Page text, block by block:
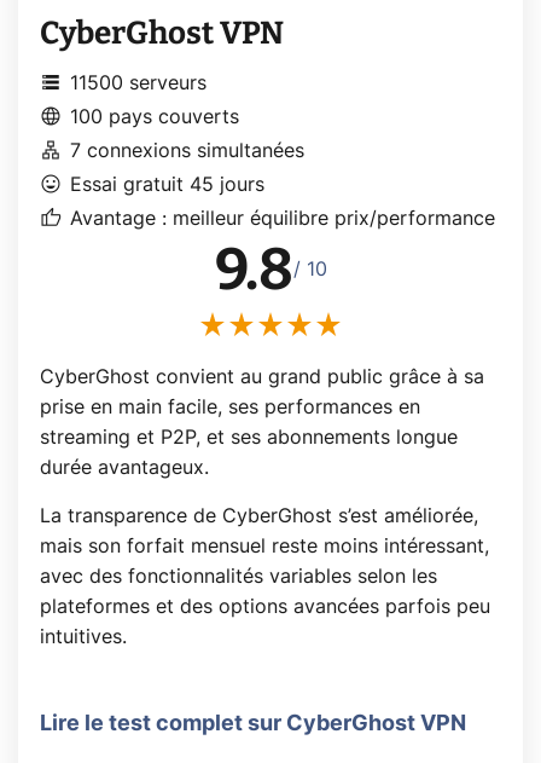
CyberGhost VPN
storage 11500 serveurs
language 100 pays couverts
lan 7 connexions simultanées
mood Essai gratuit 45 jours
thumb_up Avantage : meilleur équilibre prix/performance
9.8/ 10
CyberGhost convient au grand public grâce à sa
prise en main facile, ses performances en
streaming et P2P, et ses abonnements longue
durée avantageux.
La transparence de CyberGhost s’est améliorée,
mais son forfait mensuel reste moins intéressant,
avec des fonctionnalités variables selon les
plateformes et des options avancées parfois peu
intuitives.
Lire le test complet sur CyberGhost VPN